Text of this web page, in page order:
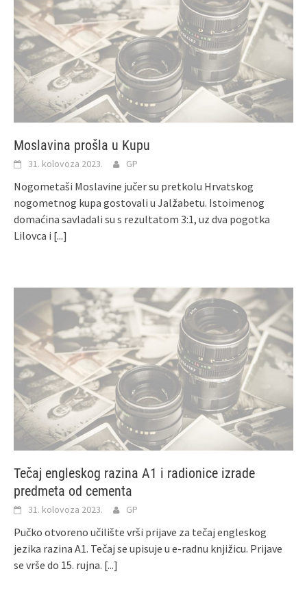
Moslavina prošla u Kupu
31. kolovoza 2023. GP
Nogometaši Moslavine jučer su pretkolu Hrvatskog
nogometnog kupa gostovali u Jalžabetu. Istoimenog
domaćina savladali su s rezultatom 3:1, uz dva pogotka
Lilovca i [...]
Tečaj engleskog razina A1 i radionice izrade
predmeta od cementa
31. kolovoza 2023. GP
Pučko otvoreno učilište vrši prijave za tečaj engleskog
jezika razina A1. Tečaj se upisuje u e-radnu knjižicu. Prijave
se vrše do 15. rujna. [...]